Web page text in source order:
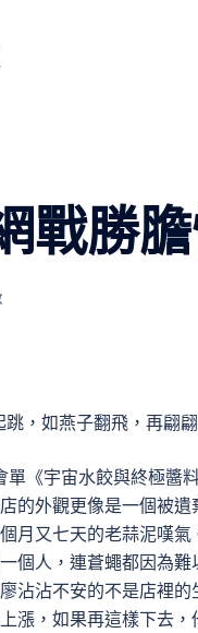
戰勝
，如燕子翻飛，再翩
單《宇宙水餃與終極醬
的外觀更像是一個被
月又七天的老蒜泥嘆
個人，連蒼蠅都因為
沾沾不安的不是店裡
漲，如果再這樣下去